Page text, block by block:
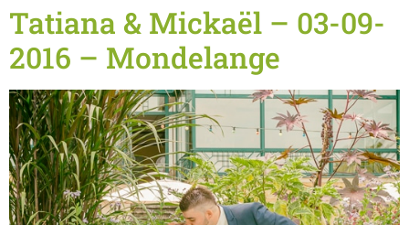
Tatiana & Mickaël – 03-09-
2016 – Mondelange